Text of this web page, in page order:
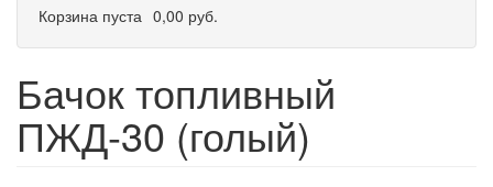
Корзина пуста 0,00 руб.
Бачок топливный
ПЖД-30 (голый)